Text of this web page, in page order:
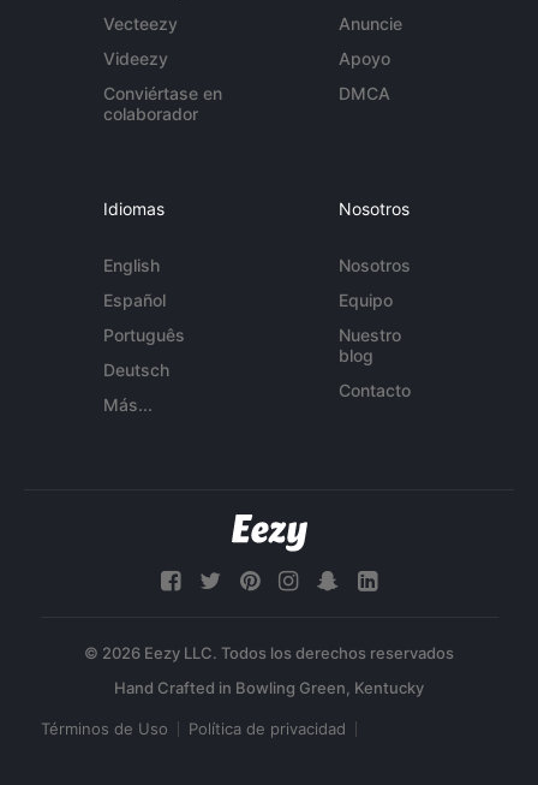
Vecteezy
Videezy
Conviértase en
colaborador
Anuncie
Apoyo
DMCA
Idiomas
English
Español
Português
Deutsch
Más...
Nosotros
Nosotros
Equipo
Nuestro
blog
Contacto
© 2026 Eezy LLC. Todos los derechos reservados
Términos de Uso Política de privacidad